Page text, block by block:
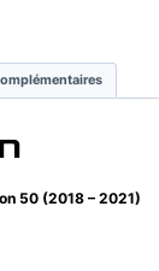
50 (2018 – 2021)